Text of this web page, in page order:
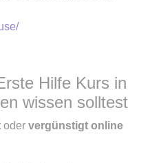
Hilfe Kurs in
wissen solltest
oder vergünstigt online